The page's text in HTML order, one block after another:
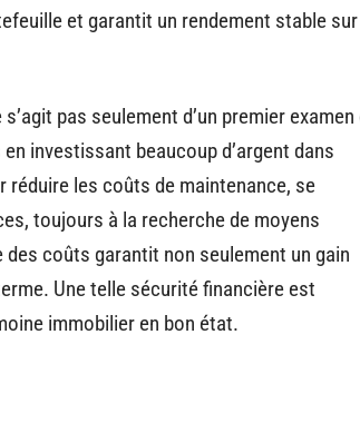
et garantit un rendement stable sur
pas seulement d’un premier examen
investissant beaucoup d’argent dans
réduire les coûts de maintenance, se
toujours à la recherche de moyens
coûts garantit non seulement un gain
Une telle sécurité financière est
immobilier en bon état.